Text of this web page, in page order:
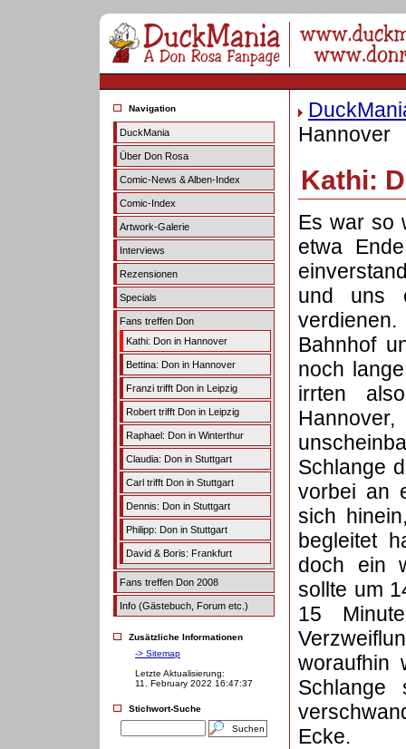
Navigation
DuckMania
Über Don Rosa
Comic-News & Alben-Index
Comic-Index
Artwork-Galerie
Interviews
Rezensionen
Specials
Fans treffen Don
Kathi: Don in Hannover
Bettina: Don in Hannover
Franzi trifft Don in Leipzig
Robert trifft Don in Leipzig
Raphael: Don in Winterthur
Claudia: Don in Stuttgart
Carl trifft Don in Stuttgart
Dennis: Don in Stuttgart
Philipp: Don in Stuttgart
David & Boris: Frankfurt
Fans treffen Don 2008
Info (Gästebuch, Forum etc.)
Zusätzliche Informationen
-> Sitemap
Letzte Aktualisierung:
11. February 2022 16:47:37
Stichwort-Suche
Hannover
Kathi:
Es war so
etwa
und uns
Bahnhof
noch
irrten
Schlange
vorbei an
sich
begleitet
doch ein
sollte um
15
woraufhin
Schlange
Ecke.